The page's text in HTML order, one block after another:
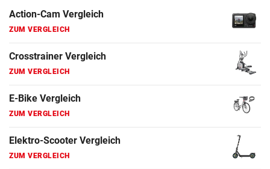
Crosstrainer Vergleich
ZUM VERGLEICH
E-Bike Vergleich
ZUM VERGLEICH
Elektro-Scooter Vergleich
ZUM VERGLEICH
Ergometer Vergleich
ZUM VERGLEICH